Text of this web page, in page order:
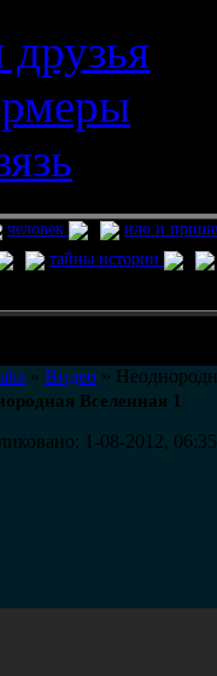
человек
нло и
тайны истории
» Видео »
Вселенная 1
1-08-2012, 06:35